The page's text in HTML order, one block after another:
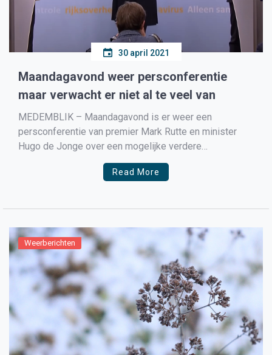
30 april 2021
Maandagavond weer persconferentie
maar verwacht er niet al te veel van
MEDEMBLIK – Maandagavond is er weer een
persconferentie van premier Mark Rutte en minister
Hugo de Jonge over een mogelijke verdere
versoepeling van de coronamaatregelen. Maar de
Tweede Kamer én Eerste kamer liggen deze keer
Read More
Weerberichten